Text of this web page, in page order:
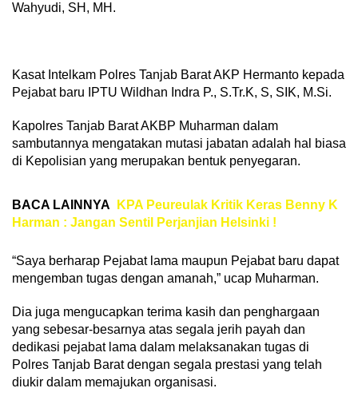
Wahyudi, SH, MH.
Kasat Intelkam Polres Tanjab Barat AKP Hermanto kepada
Pejabat baru IPTU Wildhan Indra P., S.Tr.K, S, SIK, M.Si.
Kapolres Tanjab Barat AKBP Muharman dalam
sambutannya mengatakan mutasi jabatan adalah hal biasa
di Kepolisian yang merupakan bentuk penyegaran.
BACA LAINNYA
KPA Peureulak Kritik Keras Benny K
Harman : Jangan Sentil Perjanjian Helsinki !
“Saya berharap Pejabat lama maupun Pejabat baru dapat
mengemban tugas dengan amanah,” ucap Muharman.
Dia juga mengucapkan terima kasih dan penghargaan
yang sebesar-besarnya atas segala jerih payah dan
dedikasi pejabat lama dalam melaksanakan tugas di
Polres Tanjab Barat dengan segala prestasi yang telah
diukir dalam memajukan organisasi.